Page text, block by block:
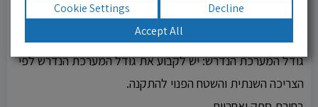
בדיקת חשבונות החשמל: יש לבדוק את חשבונות החשמל
האחרונים ולחשב את הצריכה הממוצעת של הבית.
גודל המערכת הנדרש: יש לקבוע את גודל המערכת הנדרש לפי
הצריכה השנתית והשטח הפנוי להתקנה.
Decline
Cookie Settings
Accept All